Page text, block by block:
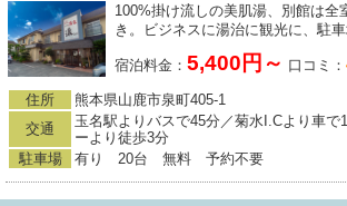
100%掛け流しの美肌湯、別館は全
き。ビジネスに湯治に観光に、駐
宿泊料金： 5,400円～ 口コミ：
住所
熊本県山鹿市泉町405-1
交通
玉名駅よりバスで45分／菊水I.Cより車で
ーより徒歩3分
駐車場
有り 20台 無料 予約不要